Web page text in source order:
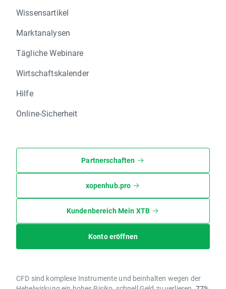
Wissensartikel
Marktanalysen
Tägliche Webinare
Wirtschaftskalender
Hilfe
Online-Sicherheit
Partnerschaften
xopenhub.pro
Kundenbereich Mein XTB
Konto eröffnen
CFD sind komplexe Instrumente und beinhalten wegen der